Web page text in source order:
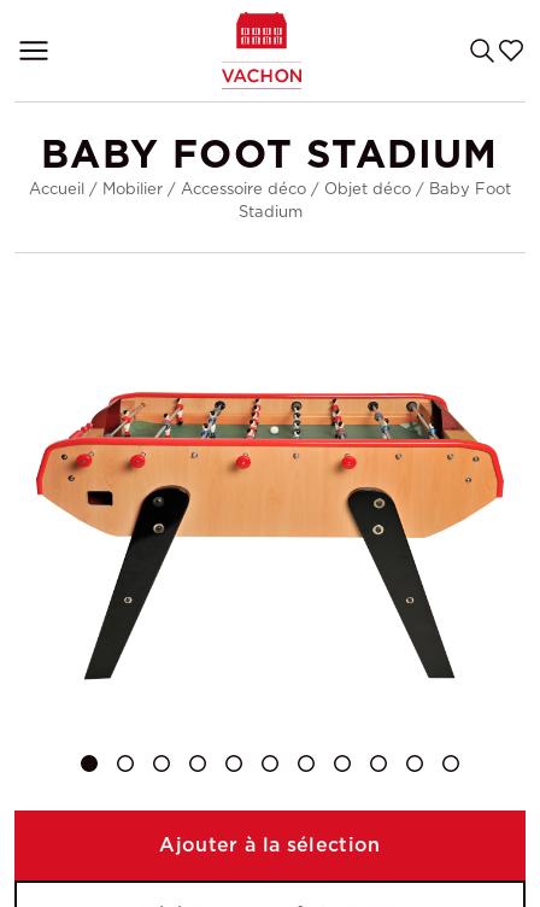
BABY FOOT STADIUM
Accueil / Mobilier / Accessoire déco / Objet déco / Baby Foot
Stadium
Ajouter à la sélection